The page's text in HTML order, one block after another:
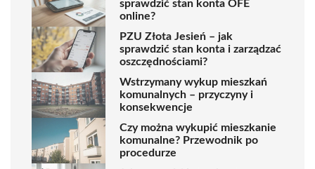
sprawdzić stan konta OFE
online?
PZU Złota Jesień – jak
sprawdzić stan konta i zarządzać
oszczędnościami?
Wstrzymany wykup mieszkań
komunalnych – przyczyny i
konsekwencje
Czy można wykupić mieszkanie
komunalne? Przewodnik po
procedurze